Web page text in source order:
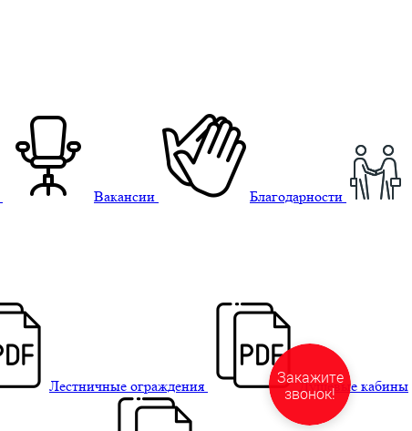
Вакансии Благодарности
Лестничные ограждения Душевые кабины